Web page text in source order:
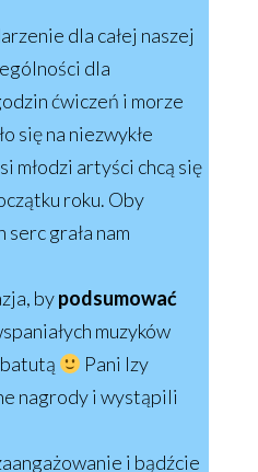
dla całej naszej
dla
ćwiczeń i morze
się na niezwykłe
młodzi artyści chcą się
roku. Oby
serc grała nam
bypodsumować
muzyków
Pani Izy
nagrody i wystąpili
i bądźcie